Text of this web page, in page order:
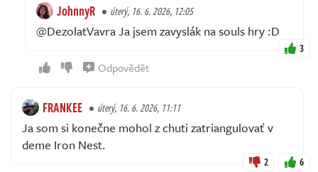
JohnnyR úterý, 16. 6. 2026, 12:05
@DezolatVavra Ja jsem zavyslák na souls hry :D
3
Odpovědět
FRANKEE úterý, 16. 6. 2026, 11:11
Ja som si konečne mohol z chuti zatriangulovať v
deme Iron Nest.
2 6